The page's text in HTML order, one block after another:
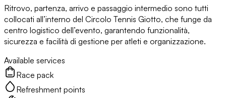
Ritrovo, partenza, arrivo e passaggio intermedio sono tutti
collocati all’interno del Circolo Tennis Giotto, che funge da
centro logistico dell’evento, garantendo funzionalità,
sicurezza e facilità di gestione per atleti e organizzazione.
Available services
Race pack
Refreshment points